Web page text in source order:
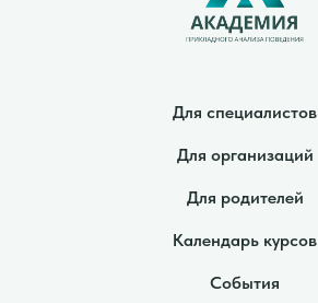
Для специалистов
Для организаций
Для родителей
Календарь курсов
События